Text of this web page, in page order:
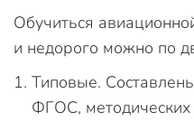
Обучиться
и недорого можно по
Типовые.
ФГОС,